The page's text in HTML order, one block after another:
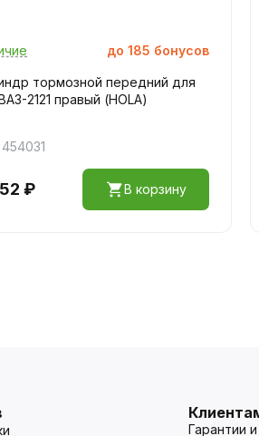
до 185 бонусов
тормозной передний для
2121 правый (HOLA)
₽ В корзину
Гарантии